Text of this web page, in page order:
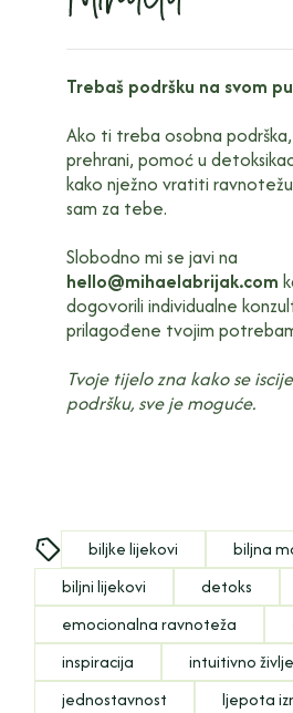
Trebaš podršku na svom
Ako ti treba osobna
prehrani, pomoć u
kako nježno vratiti
sam za tebe.
Slobodno mi se javi na
hello@mihaelabrijak.com
dogovorili individualne
prilagođene tvojim
Tvoje tijelo zna kako se
podršku, sve je moguće.
biljke lijekovi
biljna
biljni lijekovi
detoks
emocionalna ravnoteža
inspiracija
intuitivno
jednostavnost
ljepota